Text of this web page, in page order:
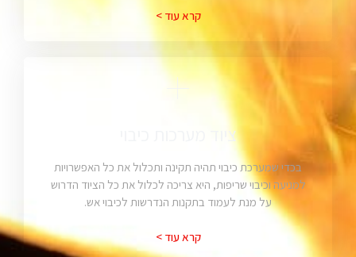
קרא עוד >
ציוד מערכות כיבוי
בכדי שמערכת כיבוי תהיה תקינה ותכלול את כל האפשרויות
למניעה וכיבוי שריפות, היא צריכה לכלול את כל הציוד הדרוש
על מנת לעמוד בתקנות הנדרשות לכיבוי אש.
קרא עוד >